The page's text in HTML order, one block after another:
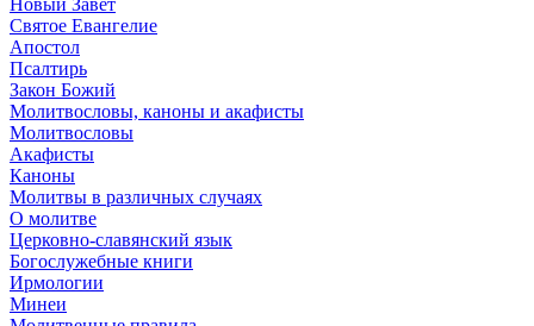
Новый Завет
Святое Евангелие
Апостол
Псалтирь
Закон Божий
Молитвословы, каноны и акафисты
Молитвословы
Акафисты
Каноны
Молитвы в различных случаях
О молитве
Церковно-славянский язык
Богослужебные книги
Ирмологии
Минеи